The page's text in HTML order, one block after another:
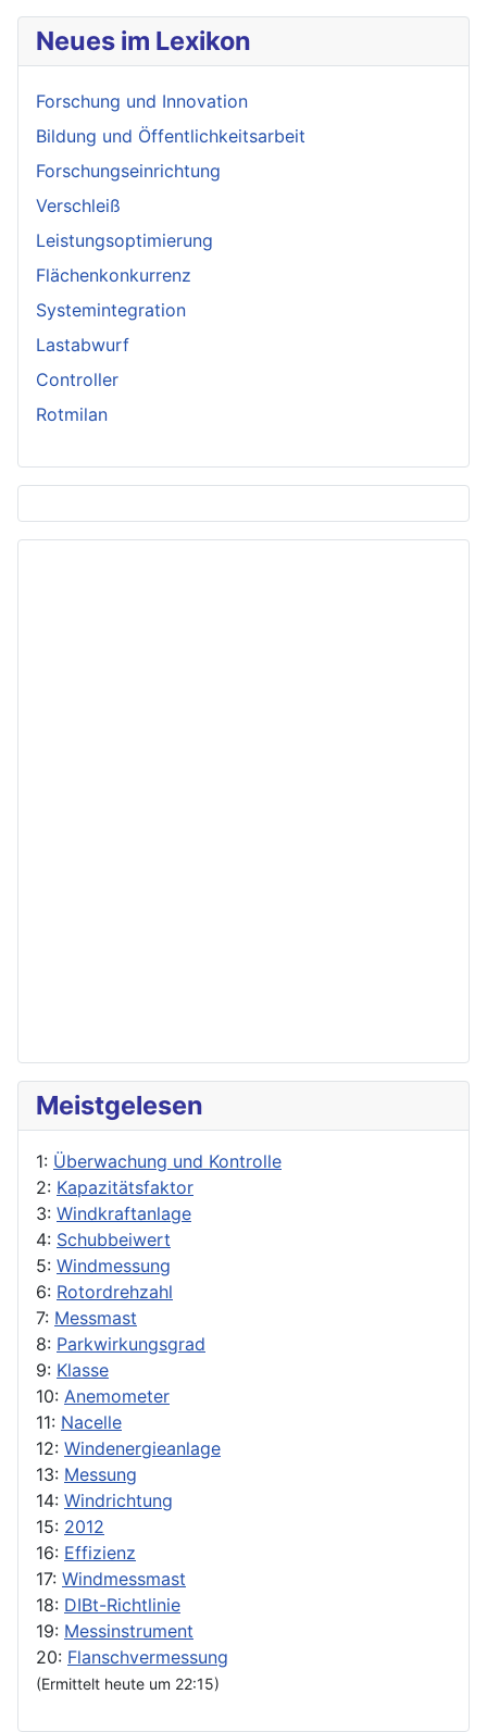
Neues im Lexikon
Forschung und Innovation
Bildung und Öffentlichkeitsarbeit
Forschungseinrichtung
Verschleiß
Leistungsoptimierung
Flächenkonkurrenz
Systemintegration
Lastabwurf
Controller
Rotmilan
Meistgelesen
1: Überwachung und Kontrolle
2: Kapazitätsfaktor
3: Windkraftanlage
4: Schubbeiwert
5: Windmessung
6: Rotordrehzahl
7: Messmast
8: Parkwirkungsgrad
9: Klasse
10: Anemometer
11: Nacelle
12: Windenergieanlage
13: Messung
14: Windrichtung
15: 2012
16: Effizienz
17: Windmessmast
18: DIBt-Richtlinie
19: Messinstrument
20: Flanschvermessung
(Ermittelt heute um 22:15)